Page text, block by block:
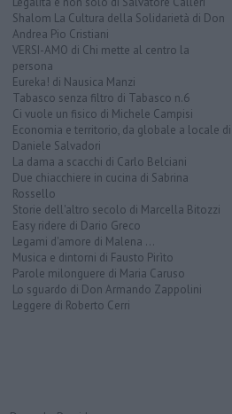
Shalom La Cultura della Solidarietà di Don
Andrea Pio Cristiani
VERSI-AMO di Chi mette al centro la
persona
Eureka! di Nausica Manzi
Tabasco senza filtro di Tabasco n.6
Ci vuole un fisico di Michele Campisi
Economia e territorio, da globale a locale di
Daniele Salvadori
La dama a scacchi di Carlo Belciani
Due chiacchiere in cucina di Sabrina
Rossello
Storie dell'altro secolo di Marcella Bitozzi
Easy ridere di Dario Greco
Legami d'amore di Malena ...
Musica e dintorni di Fausto Pirìto
Parole milonguere di Maria Caruso
Lo sguardo di Don Armando Zappolini
Leggere di Roberto Cerri